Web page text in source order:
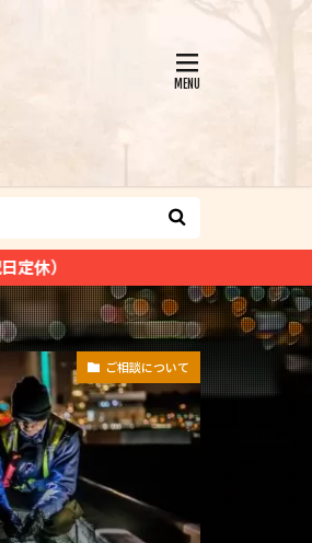
ご相談について